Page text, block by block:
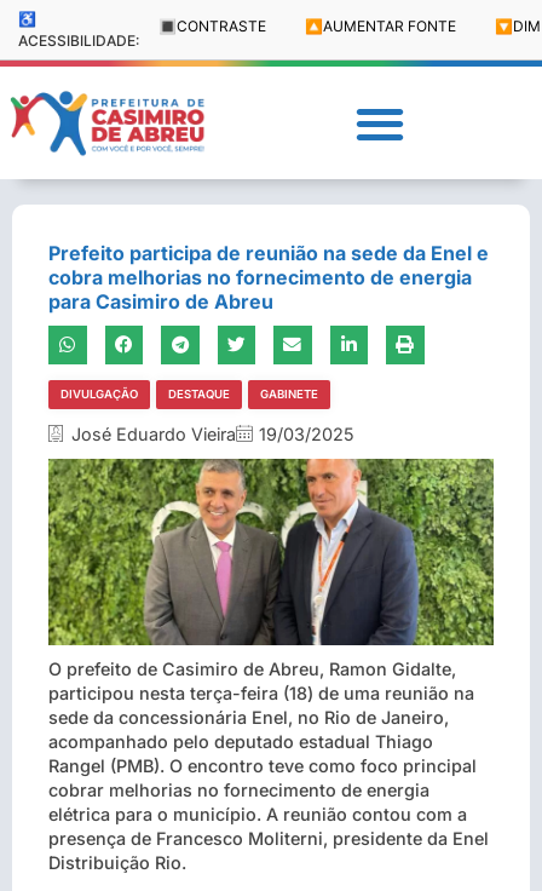
♿
ACESSIBILIDADE:
🔳 CONTRASTE 🔼 AUMENTAR FONTE 🔽
Prefeito participa de reunião na sede da Enel e
cobra melhorias no fornecimento de energia
para Casimiro de Abreu
DIVULGAÇÃO DESTAQUE GABINETE
José Eduardo Vieira 19/03/2025
O prefeito de Casimiro de Abreu, Ramon Gidalte,
participou nesta terça-feira (18) de uma reunião na
sede da concessionária Enel, no Rio de Janeiro,
acompanhado pelo deputado estadual Thiago
Rangel (PMB). O encontro teve como foco principal
cobrar melhorias no fornecimento de energia
elétrica para o município. A reunião contou com a
presença de Francesco Moliterni, presidente da Enel
Distribuição Rio.